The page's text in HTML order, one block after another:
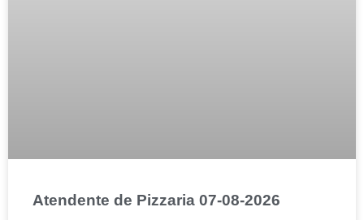
Atendente de Pizzaria 07-08-2026